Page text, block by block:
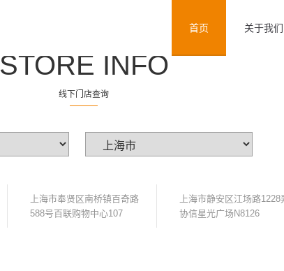
首页 关于我们
STORE INFO
线下门店查询
上海市奉贤区南桥镇百奇路
588号百联购物中心107
上海市静安区江场路1228
协信星光广场N8126